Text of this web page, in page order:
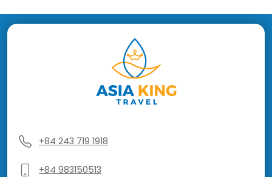
+84 243 719 1918
+84 983150513